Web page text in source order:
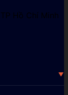
Hồ Chí Minh